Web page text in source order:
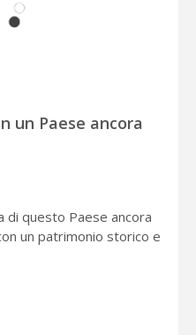
un Paese ancora
di questo Paese ancora
un patrimonio storico e